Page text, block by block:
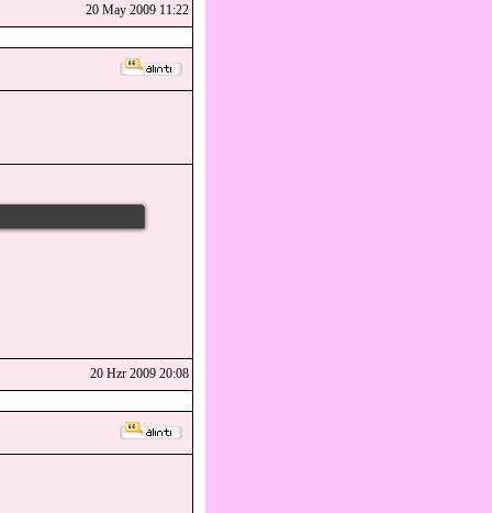
20 May 2009 11:22
20 Hzr 2009 20:08